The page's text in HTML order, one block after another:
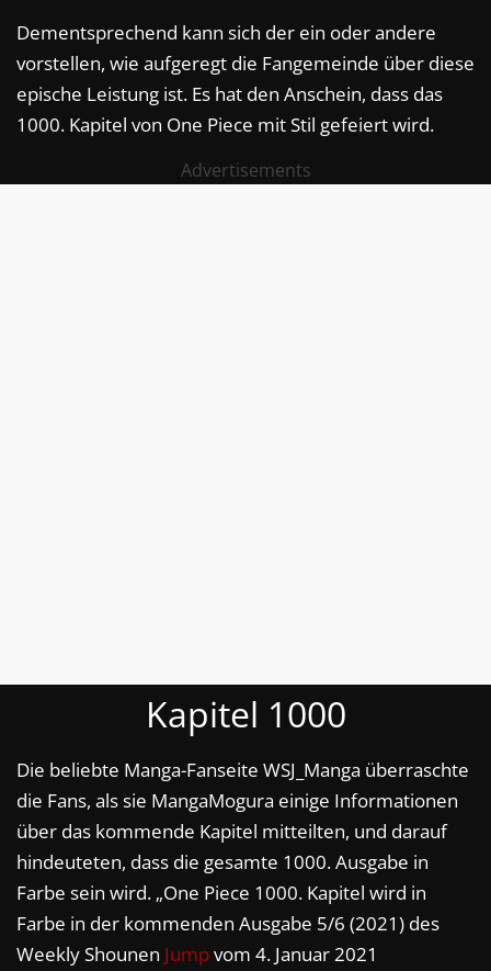
Dementsprechend kann sich der ein oder andere
vorstellen, wie aufgeregt die Fangemeinde über diese
epische Leistung ist. Es hat den Anschein, dass das
1000. Kapitel von One Piece mit Stil gefeiert wird.
Advertisements
Kapitel 1000
Die beliebte Manga-Fanseite WSJ_Manga überraschte
die Fans, als sie MangaMogura einige Informationen
über das kommende Kapitel mitteilten, und darauf
hindeuteten, dass die gesamte 1000. Ausgabe in
Farbe sein wird. „One Piece 1000. Kapitel wird in
Farbe in der kommenden Ausgabe 5/6 (2021) des
Weekly Shounen Jumpvom 4. Januar 2021